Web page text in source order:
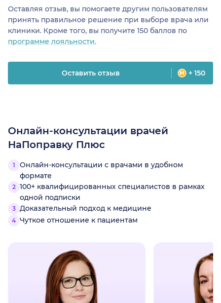
Оставляя отзыв, вы помогаете другим пользователям
принять правильное решение при выборе врача или
клиники. Кроме того, вы получите 150 баллов по
программе лояльности.
Оставить отзыв + 150
Онлайн-консультации врачей
НаПоправку Плюс
Онлайн-консультации с врачами в удобном
формате
100+ квалифицированных специалистов в рамках
одной подписки
Доказательный подход к медицине
Чуткое отношение к пациентам